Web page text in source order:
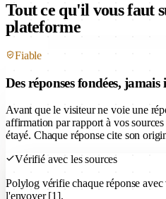
Tout ce qu'il vous faut
plateforme
Fiable
Des réponses fondées, jamais
Avant que le visiteur ne voie une
affirmation par rapport à vos
étayé. Chaque réponse cite son
Vérifié avec les sources
Polylog vérifie chaque réponse
l'envoyer [1].